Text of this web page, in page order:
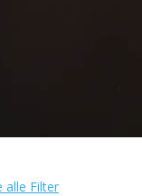
alle Filter